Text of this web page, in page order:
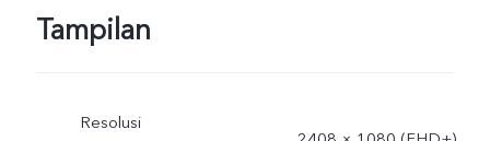
Tampilan
Resolusi